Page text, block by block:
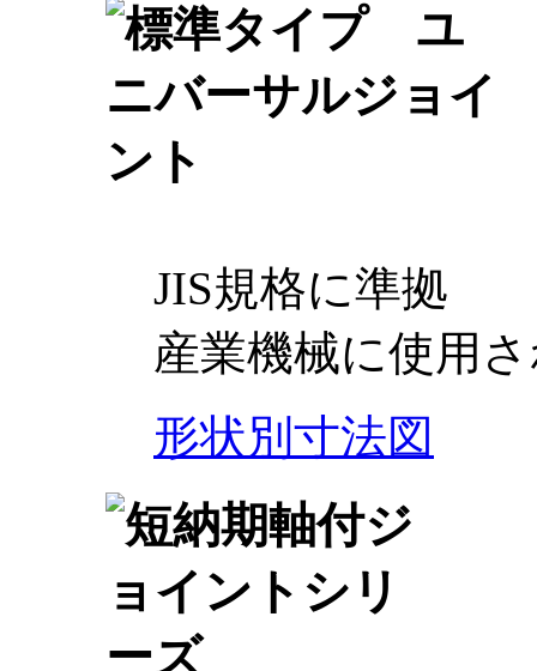
JIS規格に準拠
産業機械に使用
形状別寸法図